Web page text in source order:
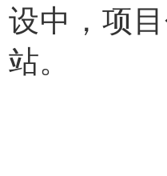
设中，项
站。